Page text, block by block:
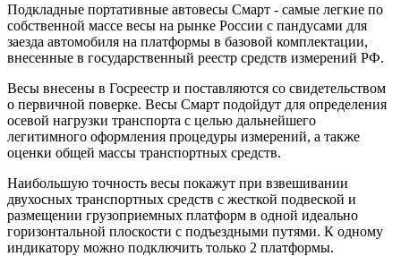
Подкладные портативные автовесы Смарт - самые легкие по
собственной массе весы на рынке России с пандусами для
заезда автомобиля на платформы в базовой комплектации,
внесенные в государственный реестр средств измерений РФ.
Весы внесены в Госреестр и поставляются со свидетельством
о первичной поверке. Весы Смарт подойдут для определения
осевой нагрузки транспорта с целью дальнейшего
легитимного оформления процедуры измерений, а также
оценки общей массы транспортных средств.
Наибольшую точность весы покажут при взвешивании
двухосных транспортных средств с жесткой подвеской и
размещении грузоприемных платформ в одной идеально
горизонтальной плоскости с подъездными путями. К одному
индикатору можно подключить только 2 платформы.